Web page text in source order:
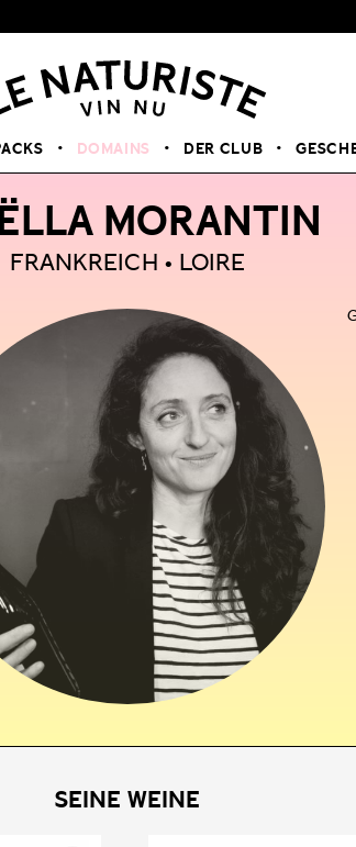
DOMAINS DER CLUB
MORANTIN
FRANKREICH LOIRE
SEINE WEINE